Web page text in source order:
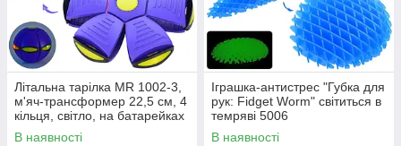
Літальна тарілка MR 1002-3,
м'яч-трансформер 22,5 см, 4
кільця, світло, на батарейках
В наявності
Іграшка-антистрес "Губка для
рук: Fidget Worm" світиться в
темряві 5006
В наявності